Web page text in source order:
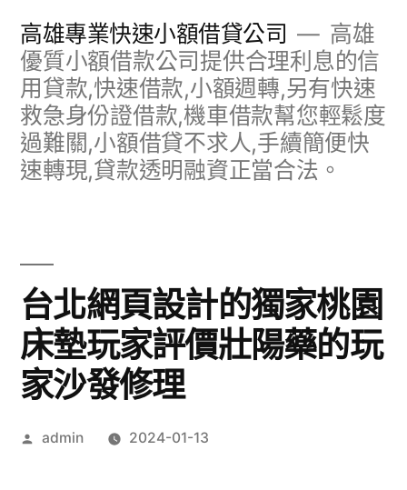
高雄專業快速小額借貸公司
高雄
優質小額借款公司提供合理利息的信
用貸款,快速借款,小額週轉,另有快速
救急身份證借款,機車借款幫您輕鬆度
過難關,小額借貸不求人,手續簡便快
速轉現,貸款透明融資正當合法。
台北網頁設計的獨家桃園
床墊玩家評價壯陽藥的玩
家沙發修理
作
admin 2024-01-13